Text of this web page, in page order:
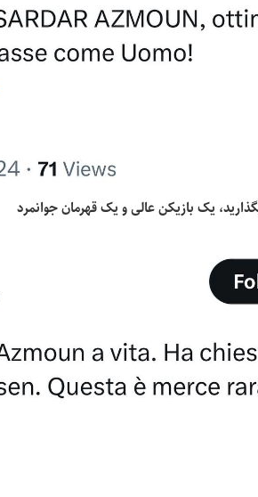
یک بازیکن عالی و یک قهرمان جوانمرد